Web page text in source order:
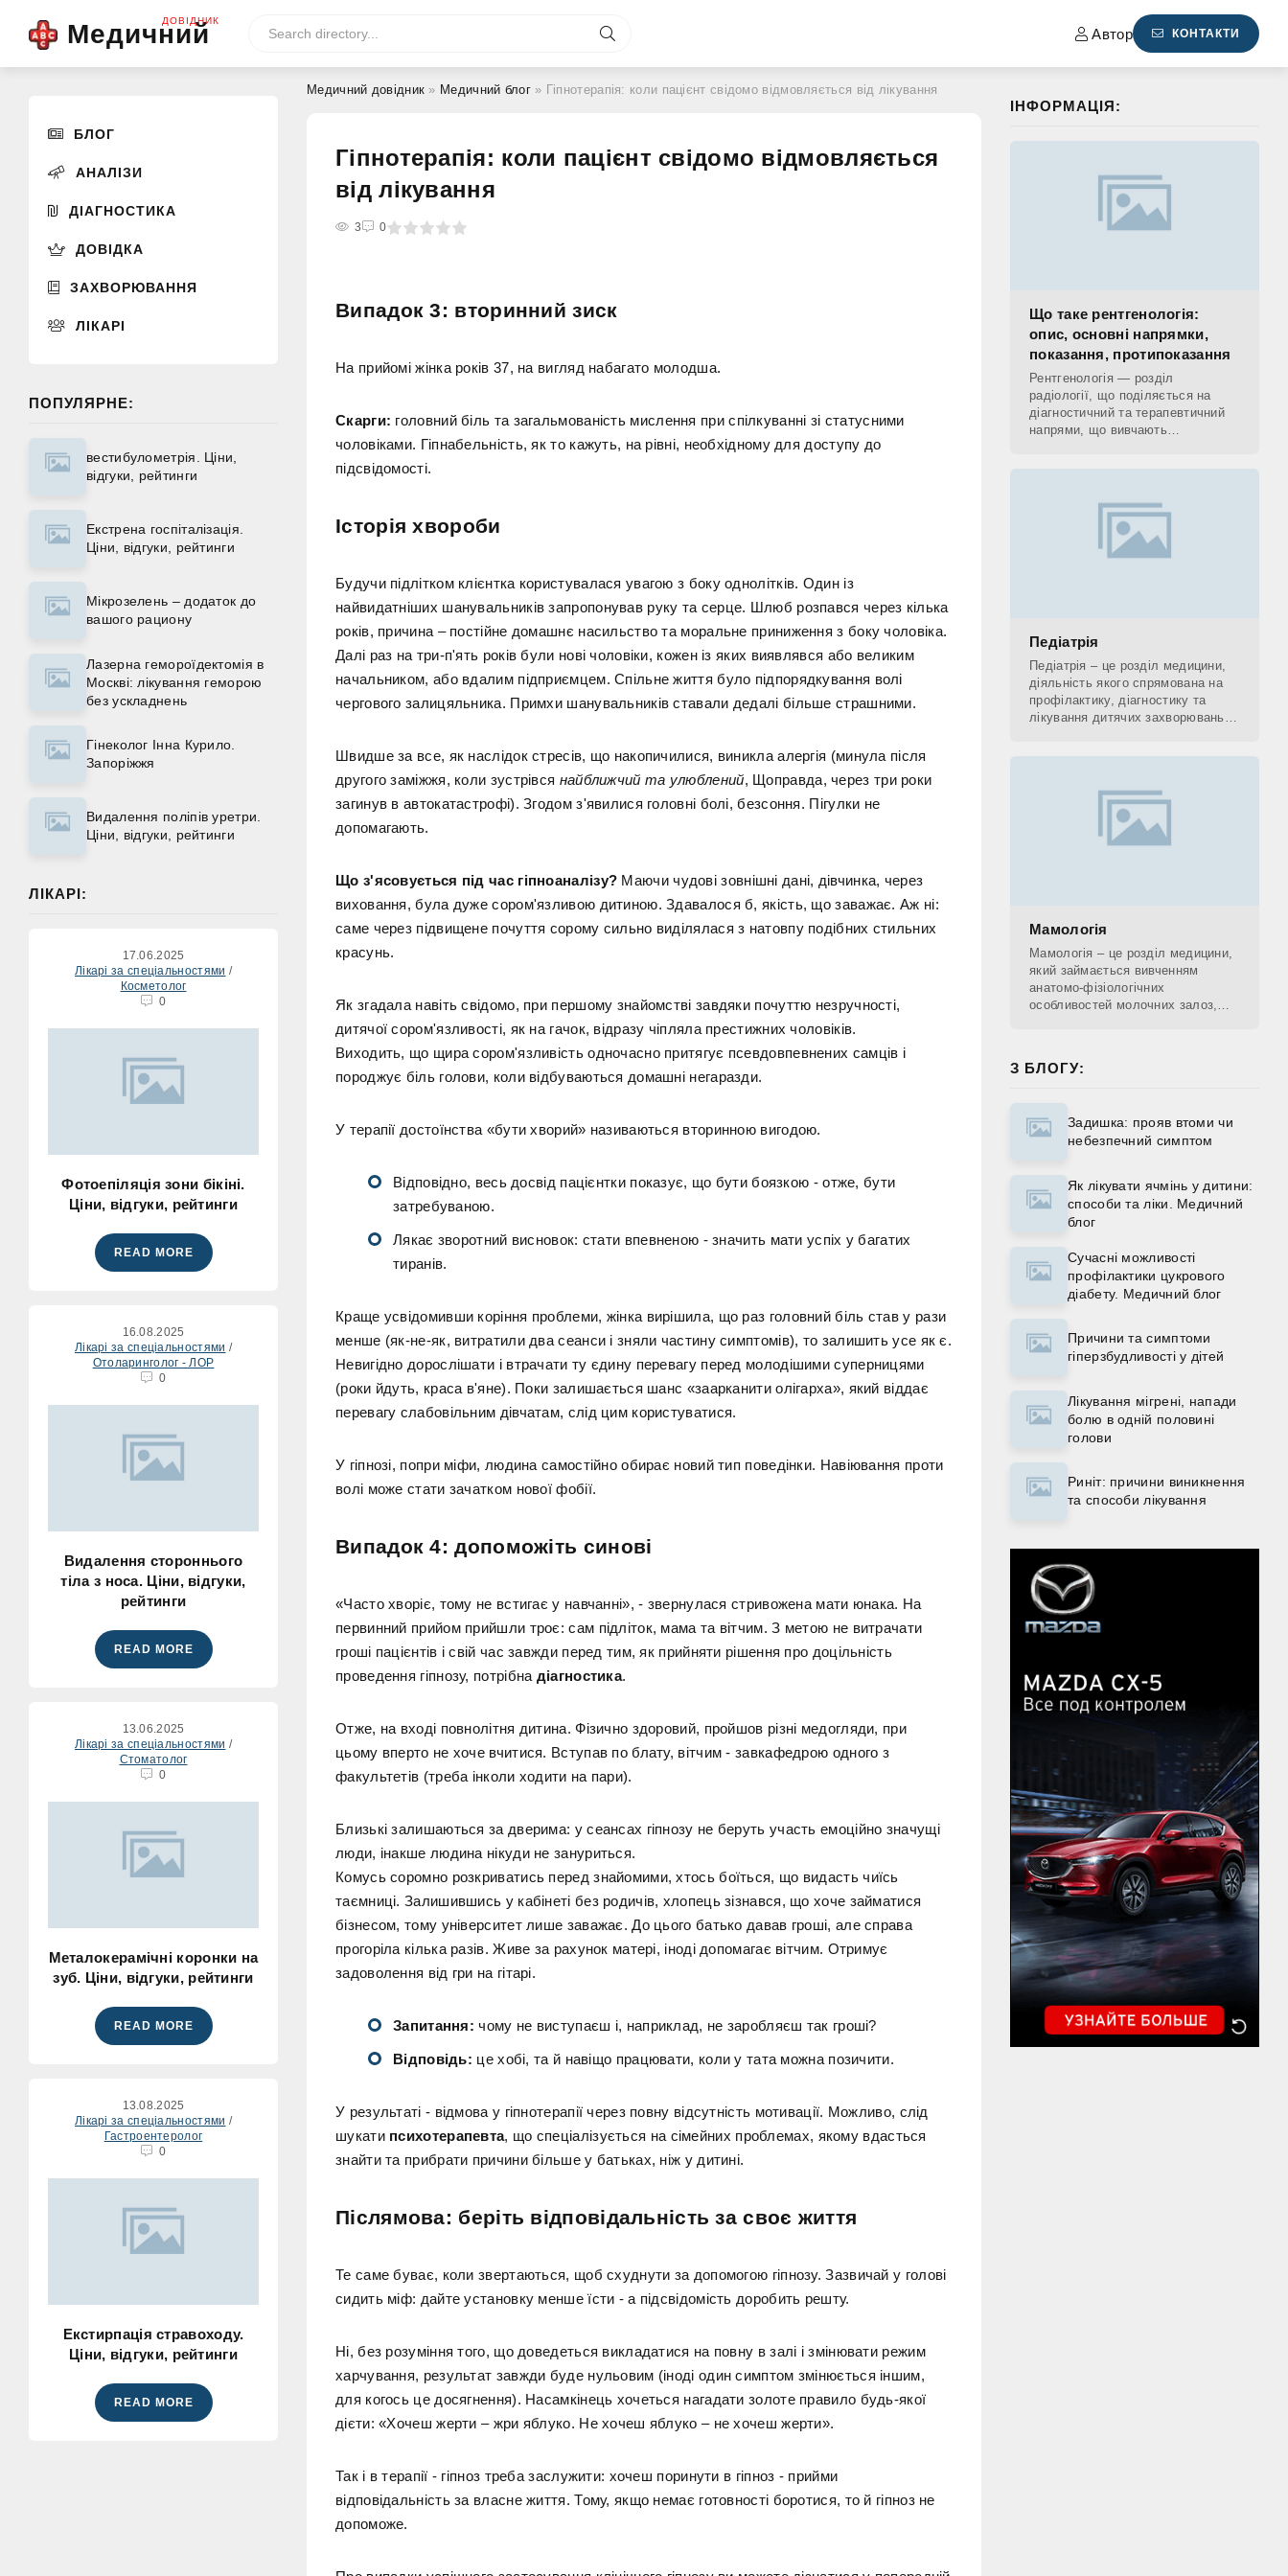
Медичний
ДОВІДНИК
Автор КОНТАКТИ
БЛОГ
АНАЛІЗИ
ДІАГНОСТИКА
ДОВІДКА
ЗАХВОРЮВАННЯ
ЛІКАРІ
ПОПУЛЯРНЕ:
вестибулометрія. Ціни,
відгуки, рейтинги
Екстрена госпіталізація.
Ціни, відгуки, рейтинги
Мікрозелень – додаток до
вашого рациону
Лазерна гемороїдектомія в
Москві: лікування геморою
без ускладнень
Гінеколог Інна Курило.
Запоріжжя
Видалення поліпів уретри.
Ціни, відгуки, рейтинги
ЛІКАРІ:
17.06.2025
Лікарі за спеціальностями /
Косметолог
0
Фотоепіляція зони бікіні.
Ціни, відгуки, рейтинги
READ MORE
16.08.2025
Лікарі за спеціальностями /
Отоларинголог - ЛОР
0
Видалення стороннього
тіла з носа. Ціни, відгуки,
рейтинги
READ MORE
13.06.2025
Лікарі за спеціальностями /
Стоматолог
0
Металокерамічні коронки на
зуб. Ціни, відгуки, рейтинги
READ MORE
13.08.2025
Лікарі за спеціальностями /
Гастроентеролог
0
Екстирпація стравоходу.
Ціни, відгуки, рейтинги
READ MORE
Медичний довідник » Медичний блог» Гіпнотерапія: коли пацієнт свідомо відмовляється від лікування
Гіпнотерапія: коли пацієнт свідомо відмовляється
від лікування
3 0
4 5
Випадок 3: вторинний зиск
На прийомі жінка років 37, на вигляд набагато молодша.
Скарги: головний біль та загальмованість мислення при спілкуванні зі статусними
чоловіками. Гіпнабельність, як то кажуть, на рівні, необхідному для доступу до
підсвідомості.
Історія хвороби
Будучи підлітком клієнтка користувалася увагою з боку однолітків. Один із
найвидатніших шанувальників запропонував руку та серце. Шлюб розпався через кілька
років, причина – постійне домашнє насильство та моральне приниження з боку чоловіка.
Далі раз на три-п'ять років були нові чоловіки, кожен із яких виявлявся або великим
начальником, або вдалим підприємцем. Спільне життя було підпорядкування волі
чергового залицяльника. Примхи шанувальників ставали дедалі більше страшними.
Швидше за все, як наслідок стресів, що накопичилися, виникла алергія (минула після
другого заміжжя, коли зустрівся найближчий та улюблений, Щоправда, через три роки
загинув в автокатастрофі). Згодом з'явилися головні болі, безсоння. Пігулки не
допомагають.
Що з'ясовується під час гіпноаналізу? Маючи чудові зовнішні дані, дівчинка, через
виховання, була дуже сором'язливою дитиною. Здавалося б, якість, що заважає. Аж ні:
саме через підвищене почуття сорому сильно виділялася з натовпу подібних стильних
красунь.
Як згадала навіть свідомо, при першому знайомстві завдяки почуттю незручності,
дитячої сором'язливості, як на гачок, відразу чіпляла престижних чоловіків.
Виходить, що щира сором'язливість одночасно притягує псевдовпевнених самців і
породжує біль голови, коли відбуваються домашні негаразди.
У терапії достоїнства «бути хворий» називаються вторинною вигодою.
Відповідно, весь досвід пацієнтки показує, що бути боязкою - отже, бути
затребуваною.
Лякає зворотний висновок: стати впевненою - значить мати успіх у багатих
тиранів.
Краще усвідомивши коріння проблеми, жінка вирішила, що раз головний біль став у рази
менше (як-не-як, витратили два сеанси і зняли частину симптомів), то залишить усе як є.
Невигідно дорослішати і втрачати ту єдину перевагу перед молодішими суперницями
(роки йдуть, краса в'яне). Поки залишається шанс «заарканити олігарха», який віддає
перевагу слабовільним дівчатам, слід цим користуватися.
У гіпнозі, попри міфи, людина самостійно обирає новий тип поведінки. Навіювання проти
волі може стати зачатком нової фобії.
Випадок 4: допоможіть синові
«Часто хворіє, тому не встигає у навчанні», - звернулася стривожена мати юнака. На
первинний прийом прийшли троє: сам підліток, мама та вітчим. З метою не витрачати
гроші пацієнтів і свій час завжди перед тим, як прийняти рішення про доцільність
проведення гіпнозу, потрібна діагностика.
Отже, на вході повнолітня дитина. Фізично здоровий, пройшов різні медогляди, при
цьому вперто не хоче вчитися. Вступав по блату, вітчим - завкафедрою одного з
факультетів (треба інколи ходити на пари).
Близькі залишаються за дверима: у сеансах гіпнозу не беруть участь емоційно значущі
люди, інакше людина нікуди не зануриться.
Комусь соромно розкриватись перед знайомими, хтось боїться, що видасть чиїсь
таємниці. Залишившись у кабінеті без родичів, хлопець зізнався, що хоче займатися
бізнесом, тому університет лише заважає. До цього батько давав гроші, але справа
прогоріла кілька разів. Живе за рахунок матері, іноді допомагає вітчим. Отримує
задоволення від гри на гітарі.
Запитання: чому не виступаєш і, наприклад, не заробляєш так гроші?
Відповідь: це хобі, та й навіщо працювати, коли у тата можна позичити.
У результаті - відмова у гіпнотерапії через повну відсутність мотивації. Можливо, слід
шукати психотерапевта, що спеціалізується на сімейних проблемах, якому вдасться
знайти та прибрати причини більше у батьках, ніж у дитині.
Післямова: беріть відповідальність за своє життя
Те саме буває, коли звертаються, щоб схуднути за допомогою гіпнозу. Зазвичай у голові
сидить міф: дайте установку менше їсти - а підсвідомість доробить решту.
Ні, без розуміння того, що доведеться викладатися на повну в залі і змінювати режим
харчування, результат завжди буде нульовим (іноді один симптом змінюється іншим,
для когось це досягнення). Насамкінець хочеться нагадати золоте правило будь-якої
дієти: «Хочеш жерти – жри яблуко. Не хочеш яблуко – не хочеш жерти».
Так і в терапії - гіпноз треба заслужити: хочеш поринути в гіпноз - прийми
відповідальність за власне життя. Тому, якщо немає готовності боротися, то й гіпноз не
допоможе.
ІНФОРМАЦІЯ:
Що таке рентгенологія:
опис, основні напрямки,
показання, протипоказання
Рентгенологія — розділ
радіології, що поділяється на
діагностичний та терапевтичний
напрями, що вивчають
Педіатрія
Педіатрія – це розділ медицини,
діяльність якого спрямована на
профілактику, діагностику та
лікування дитячих захворювань, а
Мамологія
Мамологія – це розділ медицини,
який займається вивченням
анатомо-фізіологічних
особливостей молочних залоз,
З БЛОГУ:
Задишка: прояв втоми чи
небезпечний симптом
Як лікувати ячмінь у дитини:
способи та ліки. Медичний
блог
Сучасні можливості
профілактики цукрового
діабету. Медичний блог
Причини та симптоми
гіперзбудливості у дітей
Лікування мігрені, напади
болю в одній половині
голови
Риніт: причини виникнення
та способи лікування